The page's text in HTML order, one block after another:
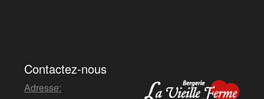
Contactez-nous
Adresse: